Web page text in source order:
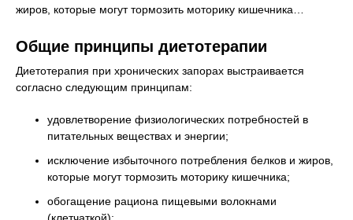
жиров, которые могут тормозить моторику кишечника…
Общие принципы диетотерапии
Диетотерапия при хронических запорах выстраивается
согласно следующим принципам:
удовлетворение физиологических потребностей в
питательных веществах и энергии;
исключение избыточного потребления белков и жиров,
которые могут тормозить моторику кишечника;
обогащение рациона пищевыми волокнами